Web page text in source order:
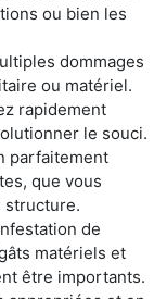
ou bien les
dommages
ou matériel.
rapidement
le souci.
parfaitement
que vous
structure.
de
matériels et
être importants.